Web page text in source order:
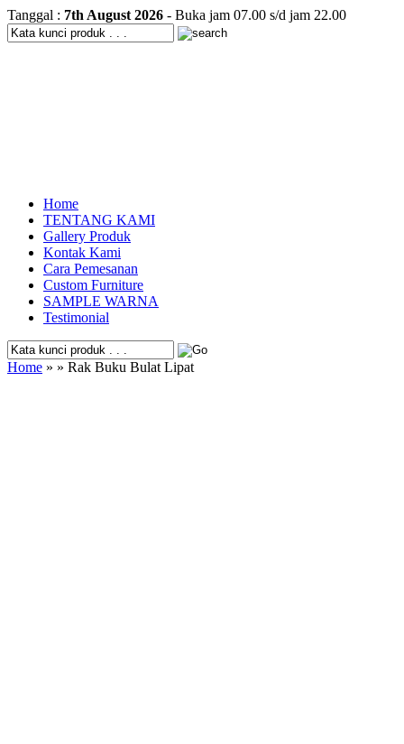
Tanggal : 7th August 2026 - Buka jam 07.00 s/d jam 22.00
Home
TENTANG KAMI
Gallery Produk
Kontak Kami
Cara Pemesanan
Custom Furniture
SAMPLE WARNA
Testimonial
Home » » Rak Buku Bulat Lipat